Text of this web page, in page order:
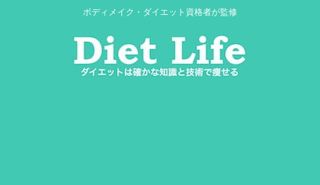
ボディメイク・ダイエット資格者が監修